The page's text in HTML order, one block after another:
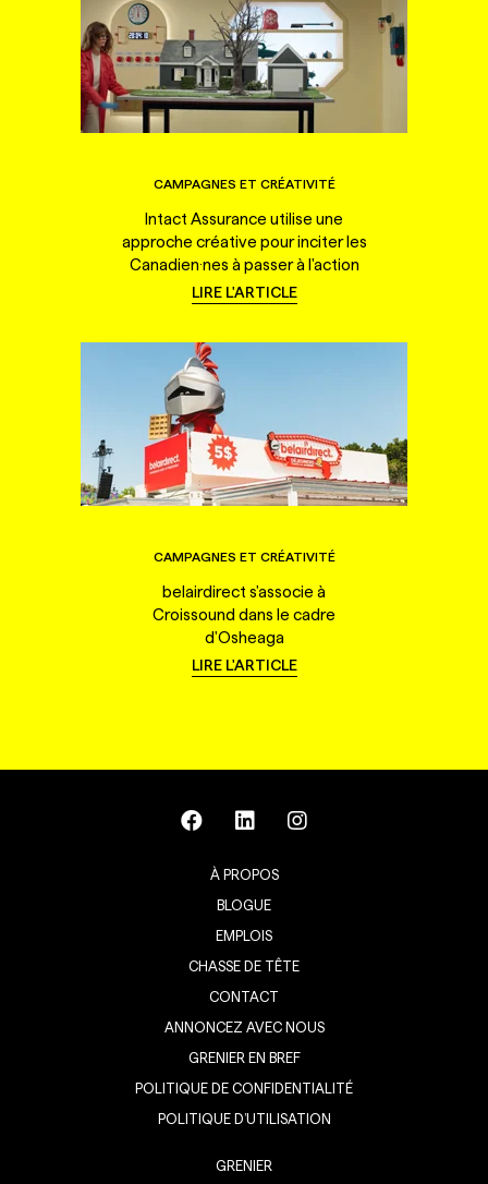
CAMPAGNES ET CRÉATIVITÉ
Intact Assurance utilise une
approche créative pour inciter les
Canadien·nes à passer à l'action
LIRE L'ARTICLE
CAMPAGNES ET CRÉATIVITÉ
belairdirect s'associe à
Croissound dans le cadre
d'Osheaga
LIRE L'ARTICLE
À PROPOS
BLOGUE
EMPLOIS
CHASSE DE TÊTE
CONTACT
ANNONCEZ AVEC NOUS
GRENIER EN BREF
POLITIQUE DE CONFIDENTIALITÉ
POLITIQUE D’UTILISATION
GRENIER